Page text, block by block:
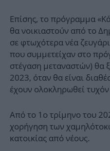
Επίσης, το πρόγραμμα
θα νοικιαστούν από το
σε φτωχότερα νέα
που συμμετείχαν στο
στέγαση μεταναστών) θα
2023, όταν θα είναι
έχουν ολοκληρωθεί τυχόν
Από το 1ο τρίμηνο του
χορήγηση των
κατοικίας από νέους.